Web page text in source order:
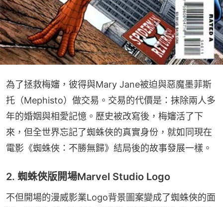
為了拯救梅嬸，彼得與Mary Jane被迫與惡魔墨菲斯
托（Mephisto）做交易。交易的代價是：抹除兩人多
年的婚姻與相愛記憶。歷史被改寫後，梅嬸活了下
來，但全世界忘記了蜘蛛俠的真實身份，就如同現在
電影《蜘蛛俠：不勝無歸》結局後的故事發展一樣。
2. 蜘蛛俠版開場Marvel Studio Logo
不但開場的漫威影業Logo背景圖案變成了蜘蛛俠的面